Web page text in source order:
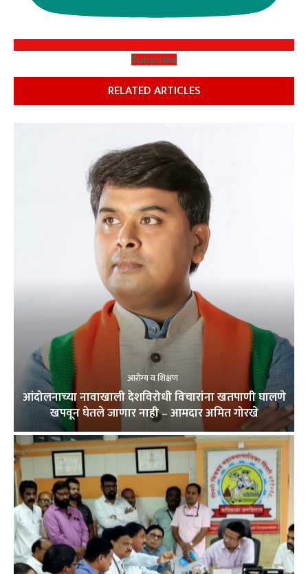
Subscribe
RELATED ARTICLES
आरोग्य व शिक्षण
आंदोलनाच्या नावाखाली देशविरोधी विचारांना खतपाणी घालणे
खपवून घेतले जाणार नाही – आमदार अमित गोरखे